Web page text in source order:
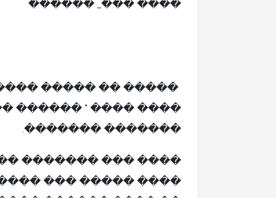
���� ���_ ������
��� ����� ������
���� ������ ����
������� �������.
�� ����� �����
����� �� ����